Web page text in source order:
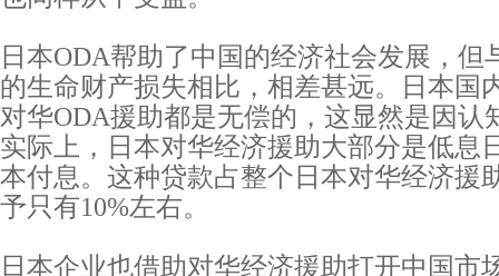
日本ODA帮助了中国的经济社会发展，但
的生命财产损失相比，相差甚远。日本国
对华ODA援助都是无偿的，这显然是因认
实际上，日本对华经济援助大部分是低息
本付息。这种贷款占整个日本对华经济援
予只有10%左右。
日本企业也借助对华经济援助打开中国市